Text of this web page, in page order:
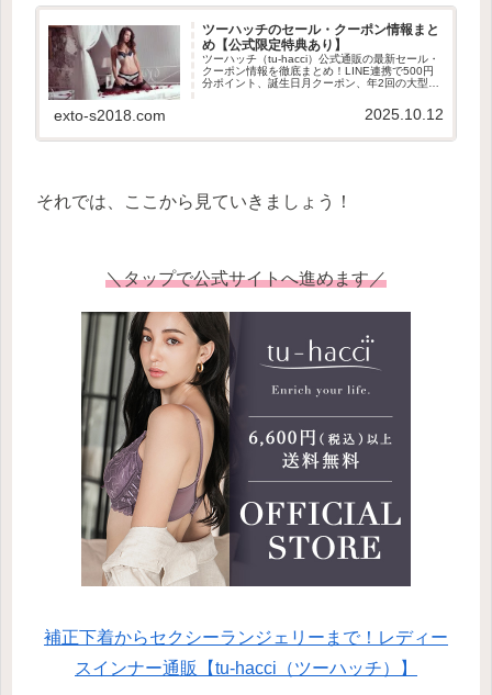
ツーハッチのセール・クーポン情報まと
め【公式限定特典あり】
ツーハッチ（tu-hacci）公式通販の最新セール・
クーポン情報を徹底まとめ！LINE連携で500円
分ポイント、誕生日月クーポン、年2回の大型セ
限定特典も。お得に買うなら公式サイトが断然
exto-s2018.com 2025.10.12
それでは、ここから見ていきましょう！
＼タップで公式サイトへ進めます／
補正下着からセクシーランジェリーまで！レディー
スインナー通販【tu-hacci（ツーハッチ）】